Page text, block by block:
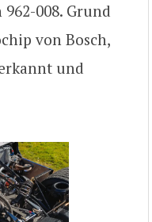
008. Grund
von Bosch,
und